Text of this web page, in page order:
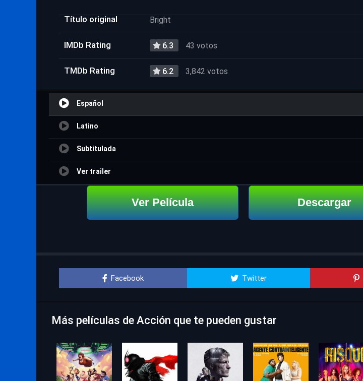
Título original Bright
IMDb Rating 6.3 43 votos
TMDb Rating 6.2 3,842 votos
Español
Latino
Subtitulada
Ver trailer
Ver Película Descargar
Facebook Twitter
Más películas de Acción que te pueden gustar